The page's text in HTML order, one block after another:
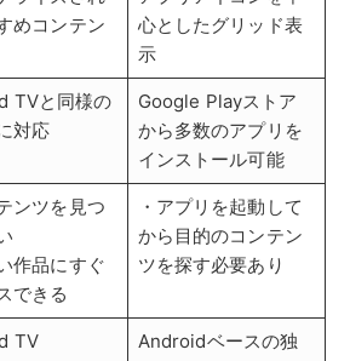
自OS
with
TV、ソニー
など
TCL、シャープ、ソ
ニーの一部モデルな
ど
TVも、どちらも音声操作に対応し
れに違いや特徴があります。
主な違
ースとコンテンツの表示方法です。
動画配信サービスの作品を横断的
、より直感的な操作ができます。